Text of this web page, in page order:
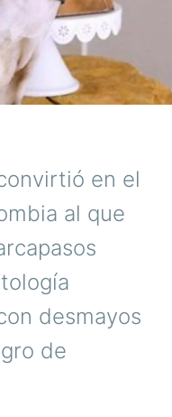
en el
al que
desmayos
de